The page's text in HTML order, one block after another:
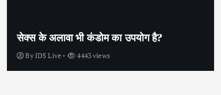
सेक्स के अलावा भी कंडोम का उपयोग है?
By IDS Live 4443 views